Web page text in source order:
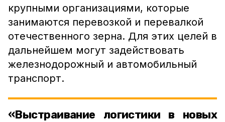
крупными организациями, которые
занимаются перевозкой и перевалкой
отечественного зерна. Для этих целей в
дальнейшем могут задействовать
железнодорожный и автомобильный
транспорт.
«Выстраивание логистики в новых